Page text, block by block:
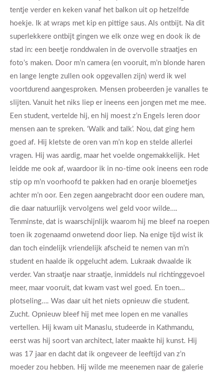
tentje verder en keken vanaf het balkon uit op hetzelfde
hoekje. Ik at wraps met kip en pittige saus. Als ontbijt. Na dit
superlekkere ontbijt gingen we elk onze weg en dook ik de
stad in: een beetje ronddwalen in de overvolle straatjes en
foto’s maken. Door m’n camera (en vooruit, m’n blonde haren
en lange lengte zullen ook opgevallen zijn) werd ik wel
voortdurend aangesproken. Mensen probeerden je vanalles te
slijten. Vanuit het niks liep er ineens een jongen met me mee.
Een student, vertelde hij, en hij moest z’n Engels leren door
mensen aan te spreken. ‘Walk and talk’. Nou, dat ging hem
goed af. Hij kletste de oren van m’n kop en stelde allerlei
vragen. Hij was aardig, maar het voelde ongemakkelijk. Het
leidde me ook af, waardoor ik in no-time ook ineens een rode
stip op m’n voorhoofd te pakken had en oranje bloemetjes
achter m’n oor. Een zegen aangebracht door een oudere man,
die daar natuurlijk vervolgens wel geld voor wilde….
Tenminste, dat is waarschijnlijk waarom hij me bleef na roepen
toen ik zogenaamd onwetend door liep. Na enige tijd wist ik
dan toch eindelijk vriendelijk afscheid te nemen van m’n
student en haalde ik opgelucht adem. Lukraak dwaalde ik
verder. Van straatje naar straatje, inmiddels nul richtinggevoel
meer, maar vooruit, dat kwam vast wel goed. En toen…
plotseling…. Was daar uit het niets opnieuw die student.
Zucht. Opnieuw bleef hij met mee lopen en me vanalles
vertellen. Hij kwam uit Manaslu, studeerde in Kathmandu,
eerst was hij soort van architect, later maakte hij kunst. Hij
was 17 jaar en dacht dat ik ongeveer de leeftijd van z’n
moeder zou hebben. Hij wilde me meenemen naar de galerie